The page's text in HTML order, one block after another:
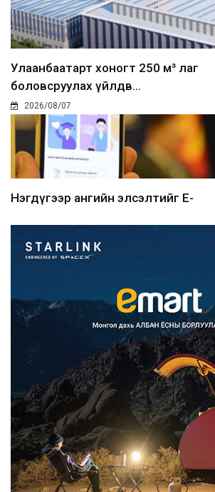
Улаанбаатарт хоногт 250 м³ лаг
боловсруулах үйлдв...
2026/08/07
Нэгдүгээр ангийн элсэлтийг E-
Францад иргэд рүү зөвшөөрөлгүй
сурталчилгааны дууд...
2026/08/07
Нийтийн тээврийн Ч:19А чиглэлийн
замналд түр хугац...